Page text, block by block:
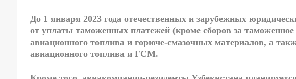
До 1 января 2023 года отечественных и зарубежных
от уплаты таможенных платежей (кроме сборов за
авиационного топлива и горюче-смазочных материалов, а
авиационного топлива и ГСМ.